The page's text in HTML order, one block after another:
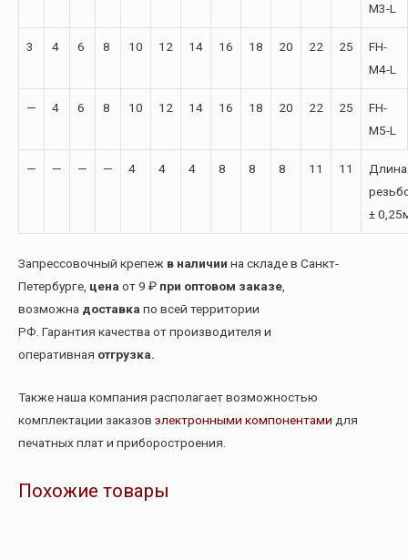
M3-L
3 4 6 8 10 12 14 16 18 20 22 25
FH-
M4-L
— 4 6 8 10 12 14 16 18 20 22 25
FH-
M5-L
— — — — 4 4 4 8 8 8 11 11
±
Запрессовочный крепеж в наличии на складе в Санкт-
Петербурге, цена от 9 ₽ при оптовом заказе
возможна доставка по всей территории
РФ. Гарантия качества от производителя и
оперативная отгрузка.
Также наша компания располагает возможностью
комплектации заказов электронными компонентами для
печатных плат и приборостроения.
Похожие товары